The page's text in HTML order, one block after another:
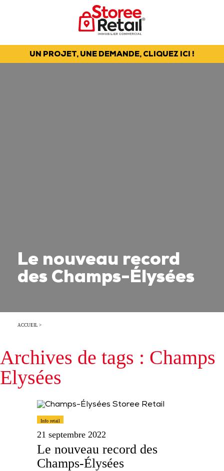
UN PROJET, UNE DEMANDE, CLIQUEZ ICI !
Le nouveau record
des Champs-Élysées
ACCUEIL >
Archives de tags : Champs
Elysées
Info retail
21 septembre 2022
Le nouveau record des
Champs-Élysées